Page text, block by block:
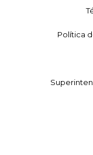
Política